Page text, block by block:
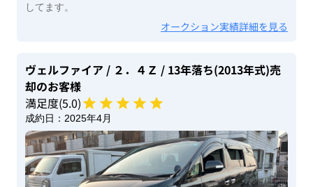
してます。
オークション実績詳細を見る
ヴェルファイア / ２．４Ｚ / 13年落ち(2013年式)売
却のお客様
満足度(5.0)
成約日： 2025年4月